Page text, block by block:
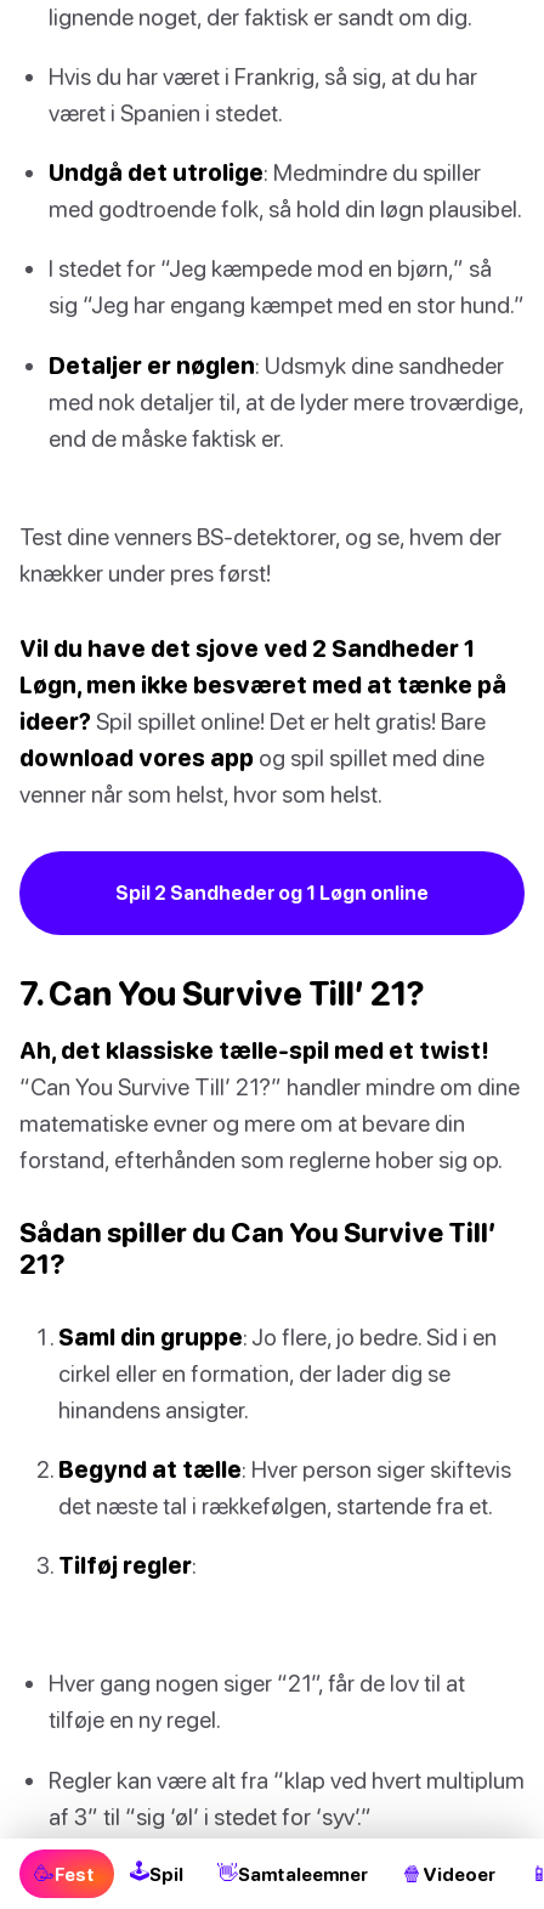
lignende noget, der faktisk er sandt om dig.
Hvis du har været i Frankrig, så sig, at du har
været i Spanien i stedet.
Undgå det utrolige: Medmindre du spiller
med godtroende folk, så hold din løgn plausibel.
I stedet for “Jeg kæmpede mod en bjørn,” så
sig “Jeg har engang kæmpet med en stor hund.”
Detaljer er nøglen: Udsmyk dine sandheder
med nok detaljer til, at de lyder mere troværdige,
end de måske faktisk er.
Test dine venners BS-detektorer, og se, hvem der
knækker under pres først!
Vil du have det sjove ved 2 Sandheder 1
Løgn, men ikke besværet med at tænke på
ideer? Spil spillet online! Det er helt gratis! Bare
download vores app og spil spillet med dine
venner når som helst, hvor som helst.
Spil 2 Sandheder og 1 Løgn online
7. Can You Survive Till’ 21?
Ah, det klassiske tælle-spil med et twist!
“Can You Survive Till’ 21?” handler mindre om dine
matematiske evner og mere om at bevare din
forstand, efterhånden som reglerne hober sig op.
Sådan spiller du Can You Survive Till’
21?
Saml din gruppe: Jo flere, jo bedre. Sid i en
cirkel eller en formation, der lader dig se
hinandens ansigter.
Begynd at tælle: Hver person siger skiftevis
det næste tal i rækkefølgen, startende fra et.
Tilføj regler:
Hver gang nogen siger “21”, får de lov til at
tilføje en ny regel.
Regler kan være alt fra “klap ved hvert multiplum
af 3” til “sig ‘øl’ i stedet for ‘syv’.”
🥳Fest 🕹Spil 👋Samtaleemner 🍿 Videoer